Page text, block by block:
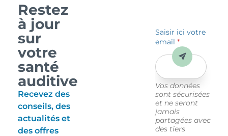
Restez
à jour
sur
votre
santé
auditive
Recevez des
conseils, des
actualités et
des offres
Saisir ici votre
email*
Vos données
sont sécurisées
et ne seront
jamais
partagées avec
des tiers
Envoyer